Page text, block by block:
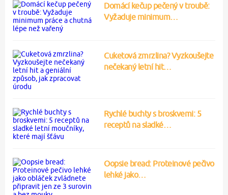
Domácí kečup pečený v troubě:
Vyžaduje minimum…
Cuketová zmrzlina? Vyzkoušejte
nečekaný letní hit…
Rychlé buchty s broskvemi: 5
receptů na sladké…
Oopsie bread: Proteinové pečivo
lehké jako…